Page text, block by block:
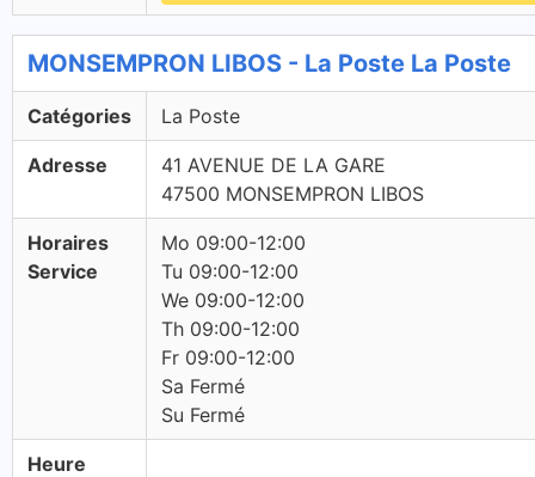
MONSEMPRON LIBOS - La Poste La Poste
Catégories La Poste
Adresse
41 AVENUE DE LA GARE
47500 MONSEMPRON LIBOS
Horaires
Service
Mo 09:00-12:00
Tu 09:00-12:00
We 09:00-12:00
Th 09:00-12:00
Fr 09:00-12:00
Sa Fermé
Su Fermé
Heure